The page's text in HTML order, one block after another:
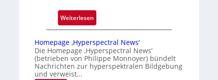
Weiterlesen:
Z
v
e
r
Homepage ‚Hyperspectral News‘
Die Homepage ‚Hyperspectral News‘
(betrieben von Philippe Monnoyer) bündelt
Nachrichten zur hyperspektralen Bildgebung
und verweist…